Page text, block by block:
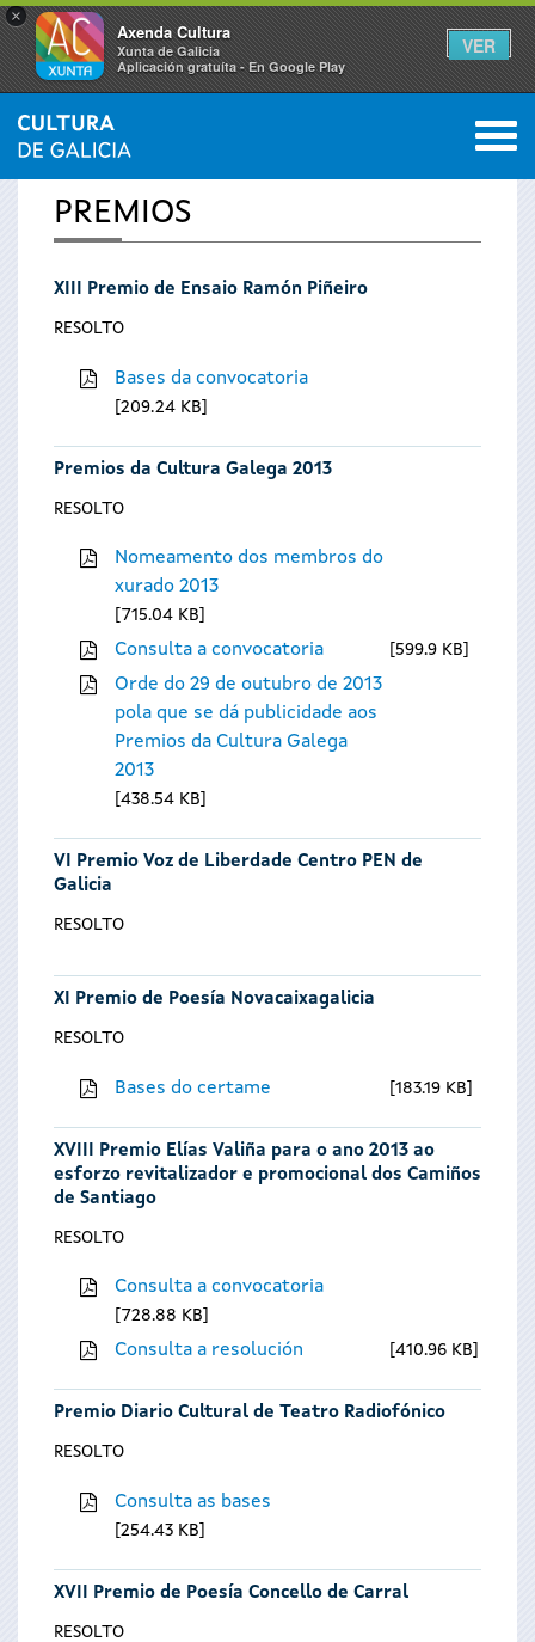
×
Axenda Cultura
Xunta de Galicia
Aplicación gratuíta - En Google Play
VER
Vostede
está
aquí
INICIO 0
PREMIOS
XIII Premio de Ensaio Ramón Piñeiro
RESOLTO
Bases da convocatoria
209.24 KB
Premios da Cultura Galega 2013
RESOLTO
Nomeamento dos membros do
xurado 2013
715.04 KB
Consulta a convocatoria 599.9 KB
Orde do 29 de outubro de 2013
pola que se dá publicidade aos
Premios da Cultura Galega
2013
438.54 KB
VI Premio Voz de Liberdade Centro PEN de
Galicia
RESOLTO
XI Premio de Poesía Novacaixagalicia
RESOLTO
Bases do certame 183.19 KB
XVIII Premio Elías Valiña para o ano 2013 ao
esforzo revitalizador e promocional dos Camiños
de Santiago
RESOLTO
Consulta a convocatoria
728.88 KB
Consulta a resolución 410.96 KB
Premio Diario Cultural de Teatro Radiofónico
RESOLTO
Consulta as bases
254.43 KB
XVII Premio de Poesía Concello de Carral
RESOLTO